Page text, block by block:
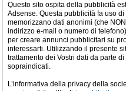
Questo sito ospita della pubblicità
Adsense. Questa pubblicità fa uso
memorizzano dati anonimi (che
indirizzo e-mail o numero di
per creare annunci pubblicitari su
interessarti. Utilizzando il presente
trattamento dei Vostri dati da parte
sopraindicati.
L’informativa della privacy della